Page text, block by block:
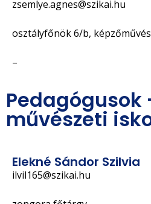
zsemlye.agnes@szikai.hu
osztályfőnök 6/b,
–
Pedagógusok
művészeti
Elekné Sándor Szilvia
ilvil165@szikai.hu